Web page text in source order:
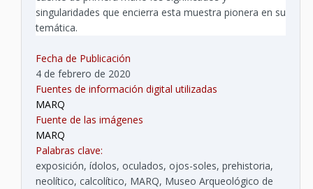
singularidades que encierra esta muestra pionera en su
temática.
Fecha de Publicación
4 de febrero de 2020
Fuentes de información digital utilizadas
MARQ
Fuente de las imágenes
MARQ
Palabras clave:
exposición, ídolos, oculados, ojos-soles, prehistoria,
neolítico, calcolítico, MARQ, Museo Arqueológico de